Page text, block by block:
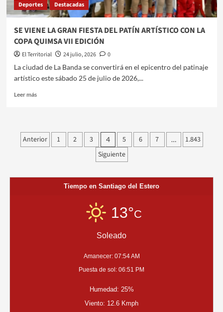
Deportes Destacadas
SE VIENE LA GRAN FIESTA DEL PATÍN ARTÍSTICO CON LA
COPA QUIMSA VII EDICIÓN
El Territorial 24 julio, 2026
0
La ciudad de La Banda se convertirá en el epicentro del patinaje
artístico este sábado 25 de julio de 2026,...
Leer másLeer
VIENE
LA
PATÍN
ARTÍSTICO
Paginación
entradas
Anterior 1 2 3 4 5 6 7 …
1.843
Siguiente
Tiempo en Santiago del Estero
13°C
Soleado
Amanecer: 07:54 AM
Puesta de sol: 06:51 PM
Humedad: 25%
Viento: 12.6 Kmph